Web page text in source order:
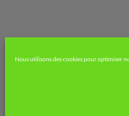
Nous utilisons des cookies pour optimiser